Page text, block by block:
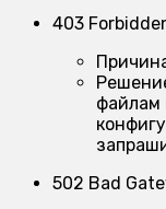
403
файлам
502 Bad